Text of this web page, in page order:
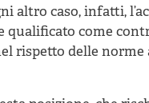
altro caso, infatti,
qualificato come
rispetto delle norme